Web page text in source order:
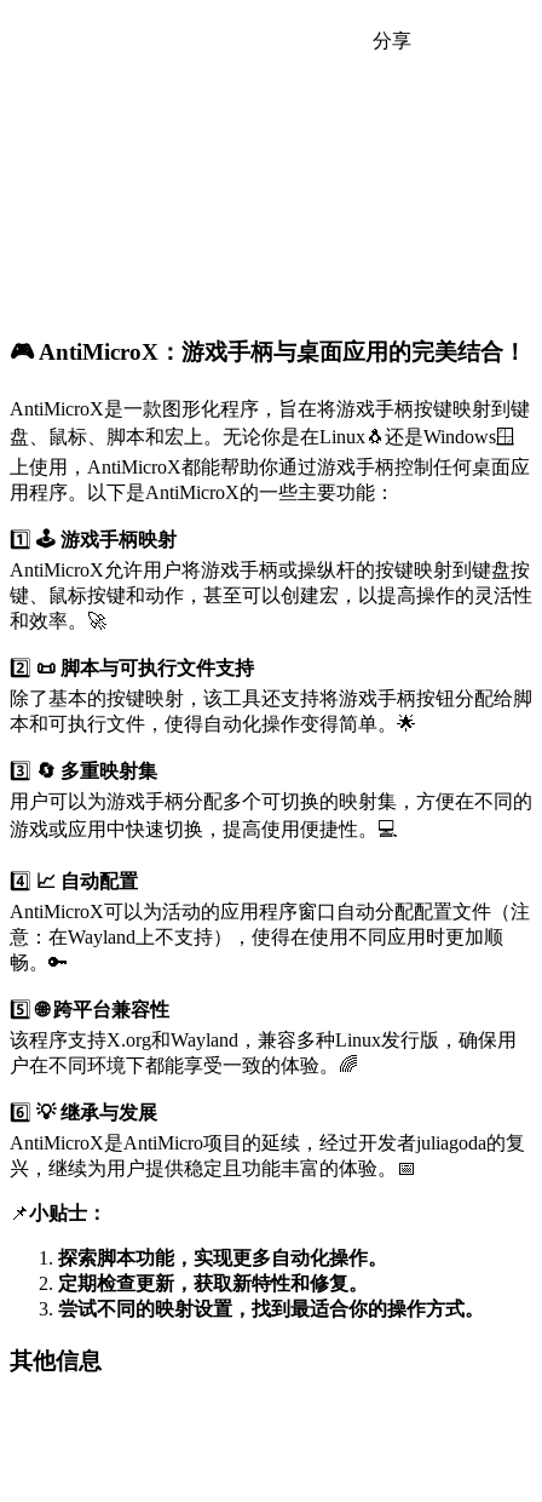
分享
🎮 AntiMicroX：游戏手柄与桌面应用的完美结合！
AntiMicroX是一款图形化程序，旨在将游戏手柄按键映射到键
盘、鼠标、脚本和宏上。无论你是在Linux🐧还是Windows🪟
上使用，AntiMicroX都能帮助你通过游戏手柄控制任何桌面应
用程序。以下是AntiMicroX的一些主要功能：
1️⃣ 🕹️ 游戏手柄映射
AntiMicroX允许用户将游戏手柄或操纵杆的按键映射到键盘按
键、鼠标按键和动作，甚至可以创建宏，以提高操作的灵活性
和效率。🚀
2️⃣ 📜 脚本与可执行文件支持
除了基本的按键映射，该工具还支持将游戏手柄按钮分配给脚
本和可执行文件，使得自动化操作变得简单。🌟
3️⃣ 🔄 多重映射集
用户可以为游戏手柄分配多个可切换的映射集，方便在不同的
游戏或应用中快速切换，提高使用便捷性。💻
4️⃣ 📈 自动配置
AntiMicroX可以为活动的应用程序窗口自动分配配置文件（注
意：在Wayland上不支持），使得在使用不同应用时更加顺
畅。🔑
5️⃣🌐 跨平台兼容性
该程序支持X.org和Wayland，兼容多种Linux发行版，确保用
户在不同环境下都能享受一致的体验。🌈
6️⃣ 💡 继承与发展
AntiMicroX是AntiMicro项目的延续，经过开发者juliagoda的复
兴，继续为用户提供稳定且功能丰富的体验。📅
📌小贴士：
探索脚本功能，实现更多自动化操作。
定期检查更新，获取新特性和修复。
尝试不同的映射设置，找到最适合你的操作方式。
其他信息